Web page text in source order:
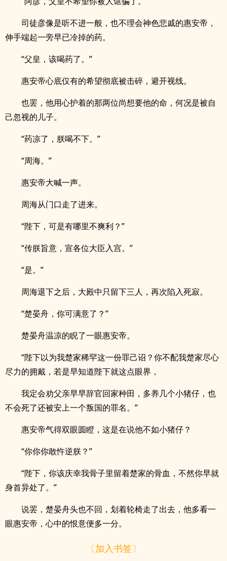
司徒彦像是听不进一般，也不理会神色悲戚的惠安帝，
伸手端起一旁早已冷掉的药。
“父皇，该喝药了。”
惠安帝心底仅有的希望彻底被击碎，避开视线。
也罢，他用心护着的那两位尚想要他的命，何况是被自
己忽视的儿子。
“药凉了，朕喝不下。”
“周海。”
惠安帝大喊一声。
周海从门口走了进来。
“陛下，可是有哪里不爽利？”
“传朕旨意，宣各位大臣入宫。”
“是。”
周海退下之后，大殿中只留下三人，再次陷入死寂。
“楚晏舟，你可满意了？”
楚晏舟温凉的睨了一眼惠安帝。
“陛下以为我楚家稀罕这一份罪己诏？你不配我楚家尽心
尽力的拥戴，若是早知道陛下就这点眼界，
我定会劝父亲早早辞官回家种田，多养几个小猪仔，也
不会死了还被安上一个叛国的罪名。”
惠安帝气得双眼圆瞪，这是在说他不如小猪仔？
“你你你敢忤逆朕？”
“陛下，你该庆幸我骨子里留着楚家的骨血，不然你早就
身首异处了。”
说罢，楚晏舟头也不回，划着轮椅走了出去，他多看一
眼惠安帝，心中的恨意便多一分。
〔加入书签〕